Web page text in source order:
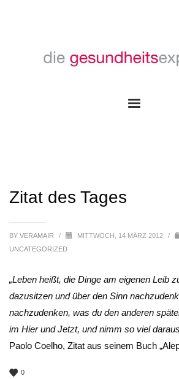
Zitat des Tages
BY VERAMAIR / MITTWOCH, 14 MÄRZ 2012 /
UNCATEGORIZED
„Leben heißt, die Dinge am eigenen Leib
dazusitzen und über den Sinn
nachzudenken, was du den anderen
im Hier und Jetzt, und nimm so viel
Paolo Coelho, Zitat aus seinem Buch
0